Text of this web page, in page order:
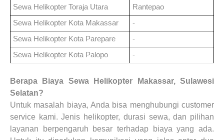
Sewa Helikopter Toraja Utara
Rantepao
Sewa Helikopter Kota Makassar
-
Sewa Helikopter Kota Parepare
-
Sewa Helikopter Kota Palopo -
Berapa Biaya Sewa Helikopter Makassar, Sulawesi
Selatan?
Untuk masalah biaya, Anda bisa menghubungi customer
service kami. Jenis helikopter, durasi sewa, dan pilihan
layanan berpengaruh besar terhadap biaya yang ada.